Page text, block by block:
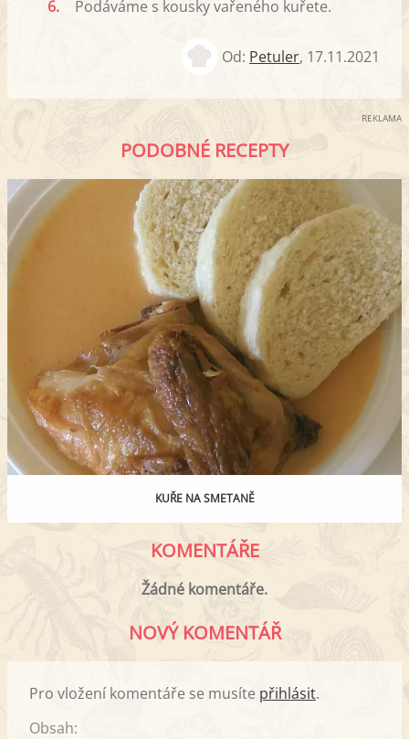
6. Podáváme s kousky vařeného kuřete.
Od: Petuler, 17.11.2021
REKLAMA
PODOBNÉ RECEPTY
KUŘE NA SMETANĚ
KOMENTÁŘE
Žádné komentáře.
NOVÝ KOMENTÁŘ
Pro vložení komentáře se musíte přihlásit.
Obsah: